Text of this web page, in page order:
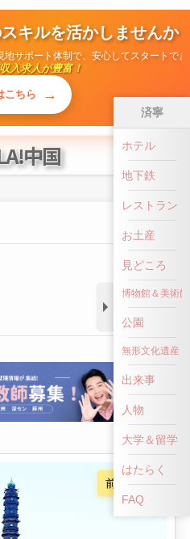
キルを活かしませんか
サポート体制で、安心してスタートで
入求人が豊富！
こちら
中国
前へ戻る
済寧
ホテル
地下鉄
レストラン
お土産
見どころ
博物館＆美術館
公園
無形文化遺産
出来事
人物
大学＆留学
はたらく
FAQ